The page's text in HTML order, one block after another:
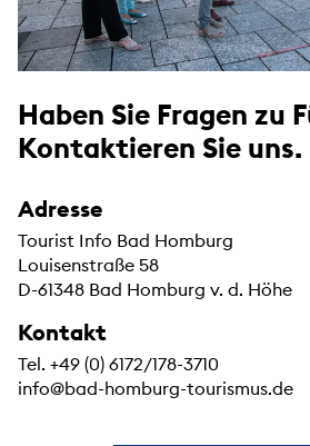
Haben Sie Fragen zu
Kontaktieren Sie uns.
Adresse
Tourist Info Bad Homburg
Louisenstraße 58
D-61348 Bad Homburg v. d. Höhe
Kontakt
Tel. +49 (0) 6172/178-3710
info@bad-homburg-tourismus.de